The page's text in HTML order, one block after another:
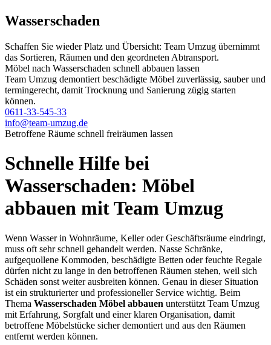
Wasserschaden
Schaffen Sie wieder Platz und Übersicht: Team Umzug übernimmt
das Sortieren, Räumen und den geordneten Abtransport.
Möbel nach Wasserschaden schnell abbauen lassen
Team Umzug demontiert beschädigte Möbel zuverlässig, sauber und
termingerecht, damit Trocknung und Sanierung zügig starten
können.
0611-33-545-33
info@team-umzug.de
Betroffene Räume schnell freiräumen lassen
Schnelle Hilfe bei
Wasserschaden: Möbel
abbauen mit Team Umzug
Wenn Wasser in Wohnräume, Keller oder Geschäftsräume eindringt,
muss oft sehr schnell gehandelt werden. Nasse Schränke,
aufgequollene Kommoden, beschädigte Betten oder feuchte Regale
dürfen nicht zu lange in den betroffenen Räumen stehen, weil sich
Schäden sonst weiter ausbreiten können. Genau in dieser Situation
ist ein strukturierter und professioneller Service wichtig. Beim
Thema Wasserschaden Möbel abbauen unterstützt Team Umzug
mit Erfahrung, Sorgfalt und einer klaren Organisation, damit
betroffene Möbelstücke sicher demontiert und aus den Räumen
entfernt werden können.